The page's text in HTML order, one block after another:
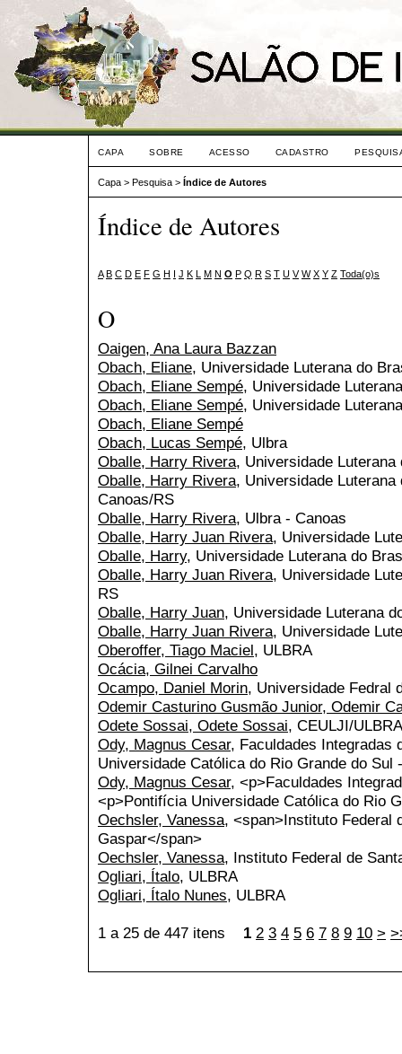
CAPA SOBRE ACESSO CADASTRO
Capa > Pesquisa > Índice de Autores
Índice de Autores
A B C D E F G H I J K L M N O P Q R S T U V W X Y Z Toda(o)s
O
Oaigen, Ana Laura Bazzan
Obach, Eliane, Universidade Luterana do
Obach, Eliane Sempé, Universidade
Obach, Eliane Sempé, Universidade
Obach, Eliane Sempé
Obach, Lucas Sempé, Ulbra
Oballe, Harry Rivera, Universidade
Oballe, Harry Rivera, Universidade
Canoas/RS
Oballe, Harry Rivera, Ulbra - Canoas
Oballe, Harry Juan Rivera, Universidade
Oballe, Harry, Universidade Luterana do
Oballe, Harry Juan Rivera, Universidade
RS
Oballe, Harry Juan, Universidade Luterana
Oballe, Harry Juan Rivera, Universidade
Oberoffer, Tiago Maciel, ULBRA
Ocácia, Gilnei Carvalho
Ocampo, Daniel Morin, Universidade Fedral
Odemir Casturino Gusmão Junior, Odemir
Odete Sossai, Odete Sossai, CEULJI/ULBRA
Ody, Magnus Cesar, Faculdades Integradas
Universidade Católica do Rio Grande do Sul
Ody, Magnus Cesar, <p>Faculdades
<p>Pontifícia Universidade Católica do Rio
Oechsler, Vanessa, <span>Instituto Federal
Gaspar</span>
Oechsler, Vanessa, Instituto Federal de
Ogliari, Ítalo, ULBRA
Ogliari, Ítalo Nunes, ULBRA
1 a 25 de 447 itens 1 2 3 4 5 6 7 8 9 10 >